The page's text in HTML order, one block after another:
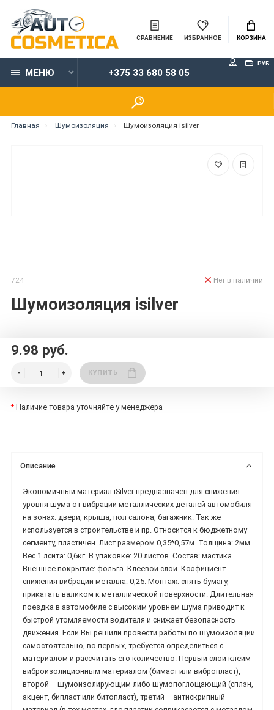
СРАВНЕНИЕ ИЗБРАННОЕ КОРЗИНА
МЕНЮ +375 33 680 58 05
РУБ.
Главная Шумоизоляция Шумоизоляция isilver
724
Шумоизоляция isilver
Нет в наличии
9.98 руб.
КУПИТЬ
* Наличие товара уточняйте у менеджера
Описание
Экономичный материал iSilver предназначен для снижения
уровня шума от вибрации металлических деталей автомобиля
на зонах: двери, крыша, пол салона, багажник. Так же
используется в строительстве и пр. Относится к бюджетному
сегменту, пластичен. Лист размером 0,35*0,57м. Толщина: 2мм.
Вес 1 лсита: 0,6кг. В упаковке: 20 листов. Состав: мастика.
Внешнее покрытие: фольга. Клеевой слой. Коэфициент
снижения вибраций металла: 0,25. Монтаж: снять бумагу,
прикатать валиком к металлической поверхности. Длительная
поездка в автомобиле с высоким уровнем шума приводит к
быстрой утомляемости водителя и снижает безопасность
движения. Если Вы решили провести работы по шумоизоляции
самостоятельно, во-первых, требуется определиться с
материалом и рассчитать его количество. Первый слой клеим
виброизолиционным материалом (бимаст или вибропласт),
второй – шумоизолирующим либо шумопоглощающий (сплэн,
акцент, бипласт или битопласт), третий – антискрипный